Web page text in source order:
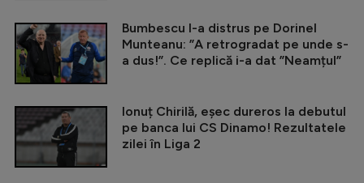
Bumbescu l-a distrus pe Dorinel
Munteanu: ”A retrogradat pe unde s-
a dus!”. Ce replică i-a dat ”Neamțul”
Ionuț Chirilă, eșec dureros la debutul
pe banca lui CS Dinamo! Rezultatele
zilei în Liga 2